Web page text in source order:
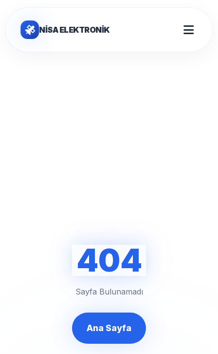
NİSA ELEKTRONİK
404
Sayfa Bulunamadı
Ana Sayfa